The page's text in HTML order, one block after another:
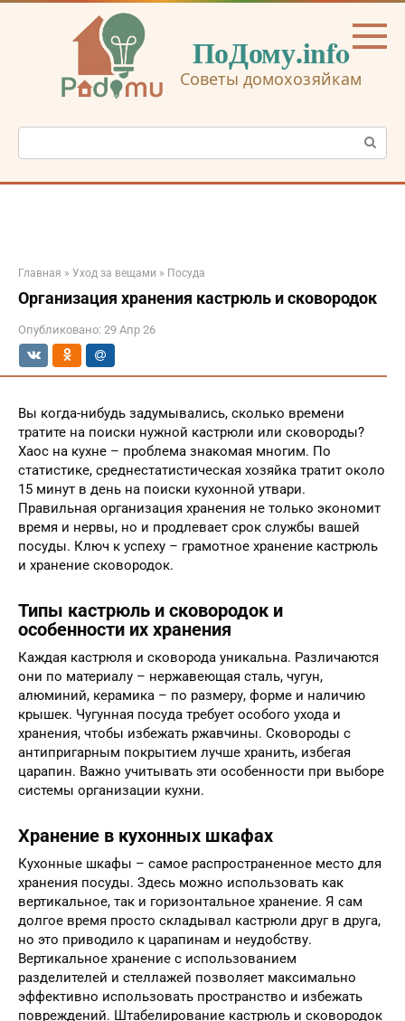
Перейти
ПоДому.info
Советы домохозяйкам
Поиск:
Главная » Уход за вещами » Посуда
Организация хранения кастрюль и сковородок
Опубликовано: 29 Апр 26
Вы когда-нибудь задумывались, сколько времени
тратите на поиски нужной кастрюли или сковороды?
Хаос на кухне – проблема знакомая многим. По
статистике, среднестатистическая хозяйка тратит около
15 минут в день на поиски кухонной утвари.
Правильная организация хранения не только экономит
время и нервы, но и продлевает срок службы вашей
посуды. Ключ к успеху – грамотное хранение кастрюль
и хранение сковородок.
Типы кастрюль и сковородок и
особенности их хранения
Каждая кастрюля и сковорода уникальна. Различаются
они по материалу – нержавеющая сталь, чугун,
алюминий, керамика – по размеру, форме и наличию
крышек. Чугунная посуда требует особого ухода и
хранения, чтобы избежать ржавчины. Сковороды с
антипригарным покрытием лучше хранить, избегая
царапин. Важно учитывать эти особенности при выборе
системы организации кухни.
Хранение в кухонных шкафах
Кухонные шкафы – самое распространенное место для
хранения посуды. Здесь можно использовать как
вертикальное, так и горизонтальное хранение. Я сам
долгое время просто складывал кастрюли друг в друга,
но это приводило к царапинам и неудобству.
Вертикальное хранение с использованием
разделителей и стеллажей позволяет максимально
эффективно использовать пространство и избежать
повреждений. Штабелирование кастрюль и сковородок